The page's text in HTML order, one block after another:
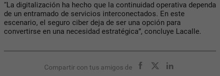
“La digitalización ha hecho que la continuidad operativa dependa
de un entramado de servicios interconectados. En este
escenario, el seguro ciber deja de ser una opción para
convertirse en una necesidad estratégica”, concluye Lacalle.
Compartir con tus amigos de